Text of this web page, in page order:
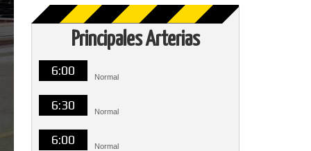
Principales Arterias
6:00 Normal
6:30 Normal
6:00 Normal